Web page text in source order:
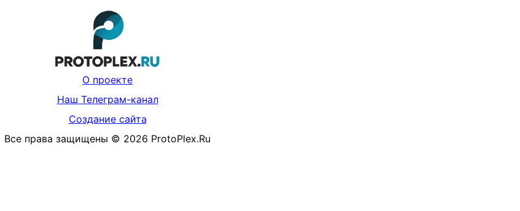
О проекте
Наш Телеграм-канал
Создание сайта
Все права защищены © 2026 ProtoPlex.Ru